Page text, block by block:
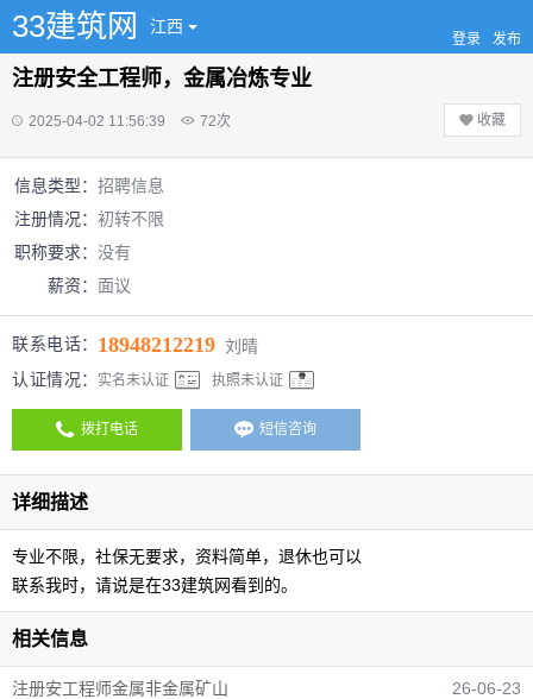
33建筑网 江西
登录 发布
注册安全工程师，金属冶炼专业
2025-04-02 11:56:39 72次 收藏
信息类型： 招聘信息
注册情况： 初转不限
职称要求： 没有
薪资： 面议
联系电话： 18948212219 刘晴
认证情况：
实名未认证 执照未认证
拨打电话 短信咨询
详细描述
专业不限，社保无要求，资料简单，退休也可以
联系我时，请说是在33建筑网看到的。
相关信息
注册安工程师金属非金属矿山 26-06-23